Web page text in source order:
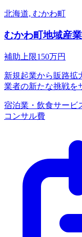
北海道, むかわ町
むかわ町地域産
補助上限150万円
新規起業から販路拡
業者の新たな挑戦を
宿泊業・飲食サービ
コンサル費